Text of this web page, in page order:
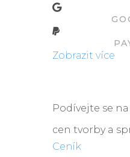
Zobrazit více
Podívejte se
cen tvorby a
Ceník